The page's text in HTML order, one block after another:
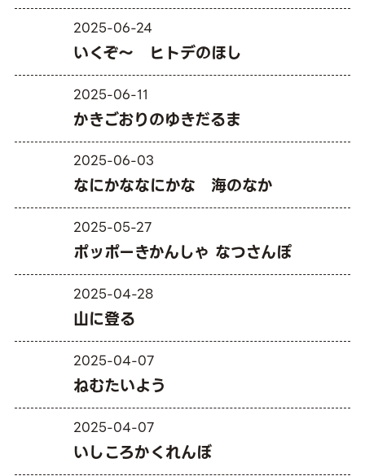
2025-06-24
いくぞ〜 ヒトデのほし
2025-06-11
かきごおりのゆきだるま
2025-06-03
なにかななにかな 海のなか
2025-05-27
ポッポーきかんしゃ なつさんぽ
2025-04-28
山に登る
2025-04-07
ねむたいよう
2025-04-07
いしころかくれんぼ